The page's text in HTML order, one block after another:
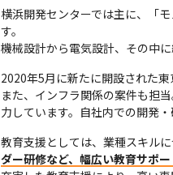
横浜開発センターでは主に、「
す。
機械設計から電気設計、その中
2020年5月に新たに開設された
また、インフラ関係の案件も担
力しています。自社内での開発
教育支援としては、業種スキル
ダー研修など、幅広い教育サポ